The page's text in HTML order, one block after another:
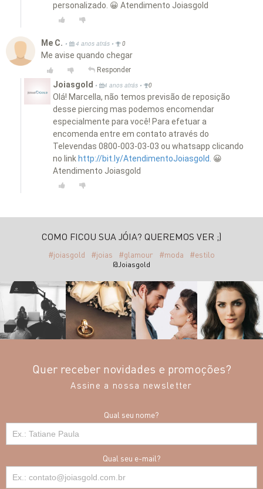
personalizado. 😀 Atendimento Joiasgold
Me C. • 4 anos atrás • 0
Me avise quando chegar
Responder
Joiasgold • 4 anos atrás • 0
Olá! Marcella, não temos previsão de reposição
desse piercing mas podemos encomendar
especialmente para você! Para efetuar a
encomenda entre em contato através do
Televendas 0800-003-03-03 ou whatsapp clicando
no link http://bit.ly/AtendimentoJoiasgold. 😀
Atendimento Joiasgold
COMO FICOU SUA JÓIA? QUEREMOS VER ;)
#joiasgold #joias #glamour #moda #estilo
@Joiasgold
Quer receber novidades e promoções?
Assine a nossa newsletter
Qual seu nome?
Qual seu e-mail?